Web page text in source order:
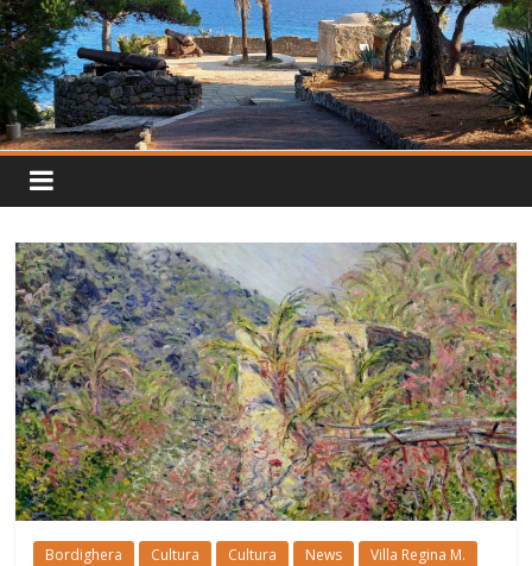
Bordighera Cultura Cultura News Villa Regina M.